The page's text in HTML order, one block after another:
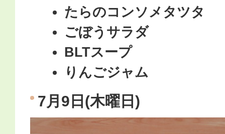
たらのコンソメタツタ
ごぼうサラダ
BLTスープ
りんごジャム
7月9日(木曜日)